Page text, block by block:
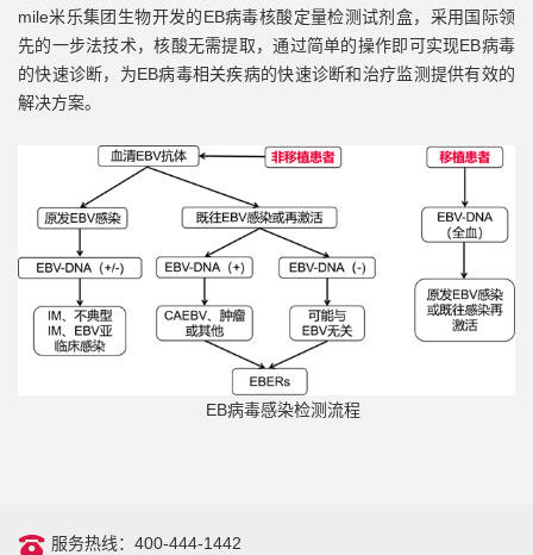
mile米乐集团生物开发的EB病毒核酸定量检测试剂盒，采用国际领
先的一步法技术，核酸无需提取，通过简单的操作即可实现EB病毒
的快速诊断，为EB病毒相关疾病的快速诊断和治疗监测提供有效的
解决方案。
EB病毒感染检测流程
服务热线：400-444-1442